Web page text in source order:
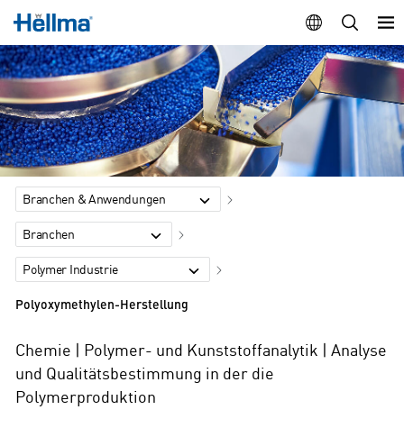
Branchen & Anwendungen
Branchen
Polymer Industrie
Polyoxymethylen-Herstellung
Chemie | Polymer- und Kunststoffanalytik | Analyse
und Qualitätsbestimmung in der die
Polymerproduktion